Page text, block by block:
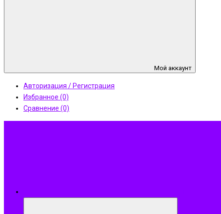
Мой аккаунт
Авторизация / Регистрация
Избранное (0)
Сравнение (0)